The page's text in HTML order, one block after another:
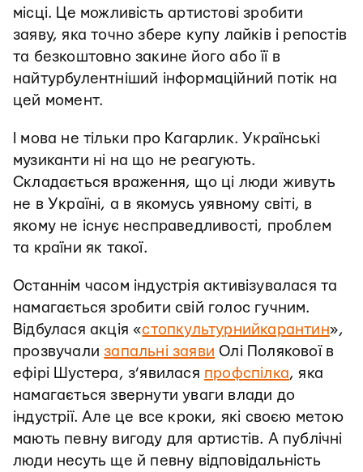
місці. Це можливість артистові зробити
заяву, яка точно збере купу лайків і репостів
та безкоштовно закине його або її в
найтурбулентніший інформаційний потік на
цей момент.
І мова не тільки про Кагарлик. Українські
музиканти ні на що не реагують.
Складається враження, що ці люди живуть
не в Україні, а в якомусь уявному світі, в
якому не існує несправедливості, проблем
та країни як такої.
Останнім часом індустрія активізувалася та
намагається зробити свій голос гучним.
Відбулася акція «стопкультурнийкарантин»,
прозвучали запальні заяви Олі Полякової в
ефірі Шустера, з’явилася профспілка, яка
намагається звернути уваги влади до
індустрії. Але це все кроки, які своєю метою
мають певну вигоду для артистів. А публічні
люди несуть ще й певну відповідальність